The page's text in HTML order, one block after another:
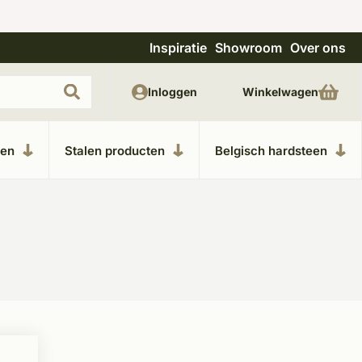
Uitgebreide showroom in Kesteren Unieke
Inspiratie Showroom Over ons
Stalen producten Belgisch hardsteen
Inloggen Winkelwagen